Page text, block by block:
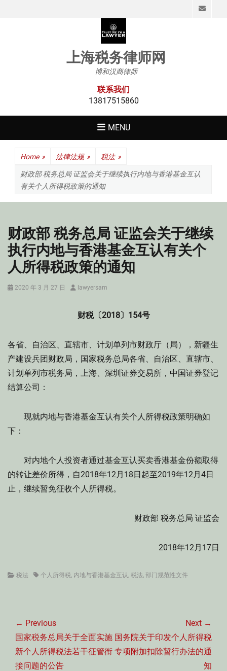
上海税务律师网
博和汉商律师
联系我们
13817515860
MENU
Home » 法律法规 » 税法 »
财政部 税务总局 证监会关于继续执行内地与香港基金互认
有关个人所得税政策的通知
财政部 税务总局 证监会关于继续
执行内地与香港基金互认有关个
人所得税政策的通知
Posted
2020 年 3 月 27 日 Authorlawyersam
财税〔2018〕154号
各省、自治区、直辖市、计划单列市财政厅（局），新疆生
产建设兵团财政局，国家税务总局各省、自治区、直辖市、
计划单列市税务局，上海、深圳证券交易所，中国证券登记
结算公司：
现就内地与香港基金互认有关个人所得税政策明确如
下：
对内地个人投资者通过基金互认买卖香港基金份额取得
的转让差价所得，自2018年12月18日起至2019年12月4日
止，继续暂免征收个人所得税。
财政部 税务总局 证监会
2018年12月17日
Categories
税法 Tags个人所得税, 内地与香港基金互认 , 税法, 部门规范性文件
章
导
航
← Previous
Previous
post:
国家税务总局关于全面实施
新个人所得税法若干征管衔
接问题的公告
Next →
Next
post:
国务院关于印发个人所得税
专项附加扣除暂行办法的通
知